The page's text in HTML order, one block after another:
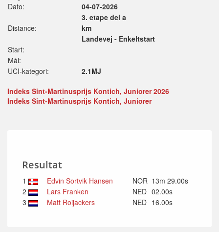
Dato:
04-07-2026
3. etape del a
Distance:
km
Landevej - Enkeltstart
Start:
Mål:
UCI-kategori:
2.1MJ
Indeks Sint-Martinusprijs Kontich, Juniorer 2026
Indeks Sint-Martinusprijs Kontich, Juniorer
Resultat
1 Edvin Sortvik Hansen NOR 13m 29.00s
2
Lars Franken NED 02.00s
3
Matt Roijackers NED 16.00s